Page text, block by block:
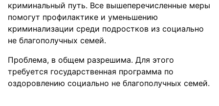
криминальный путь. Все вышеперечисленные меры
помогут профилактике и уменьшению
криминализации среди подростков из социально
не благополучных семей.
Проблема, в общем разрешима. Для этого
требуется государственная программа по
оздоровлению социально не благополучных семей.